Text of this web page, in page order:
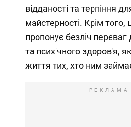
відданості та терпіння
майстерності. Крім того,
пропонує безліч переваг
та психічного здоров'я,
життя тих, хто ним
РЕКЛАМА